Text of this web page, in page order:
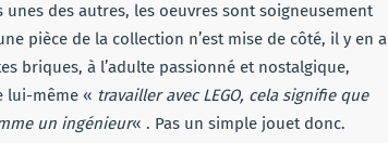
des autres, les oeuvres sont soigneusement
pièce de la collection n’est mise de côté, il y en a
briques, à l’adulte passionné et nostalgique,
lui-même « travailler avec LEGO, cela signifie que
un ingénieur« . Pas un simple jouet donc.